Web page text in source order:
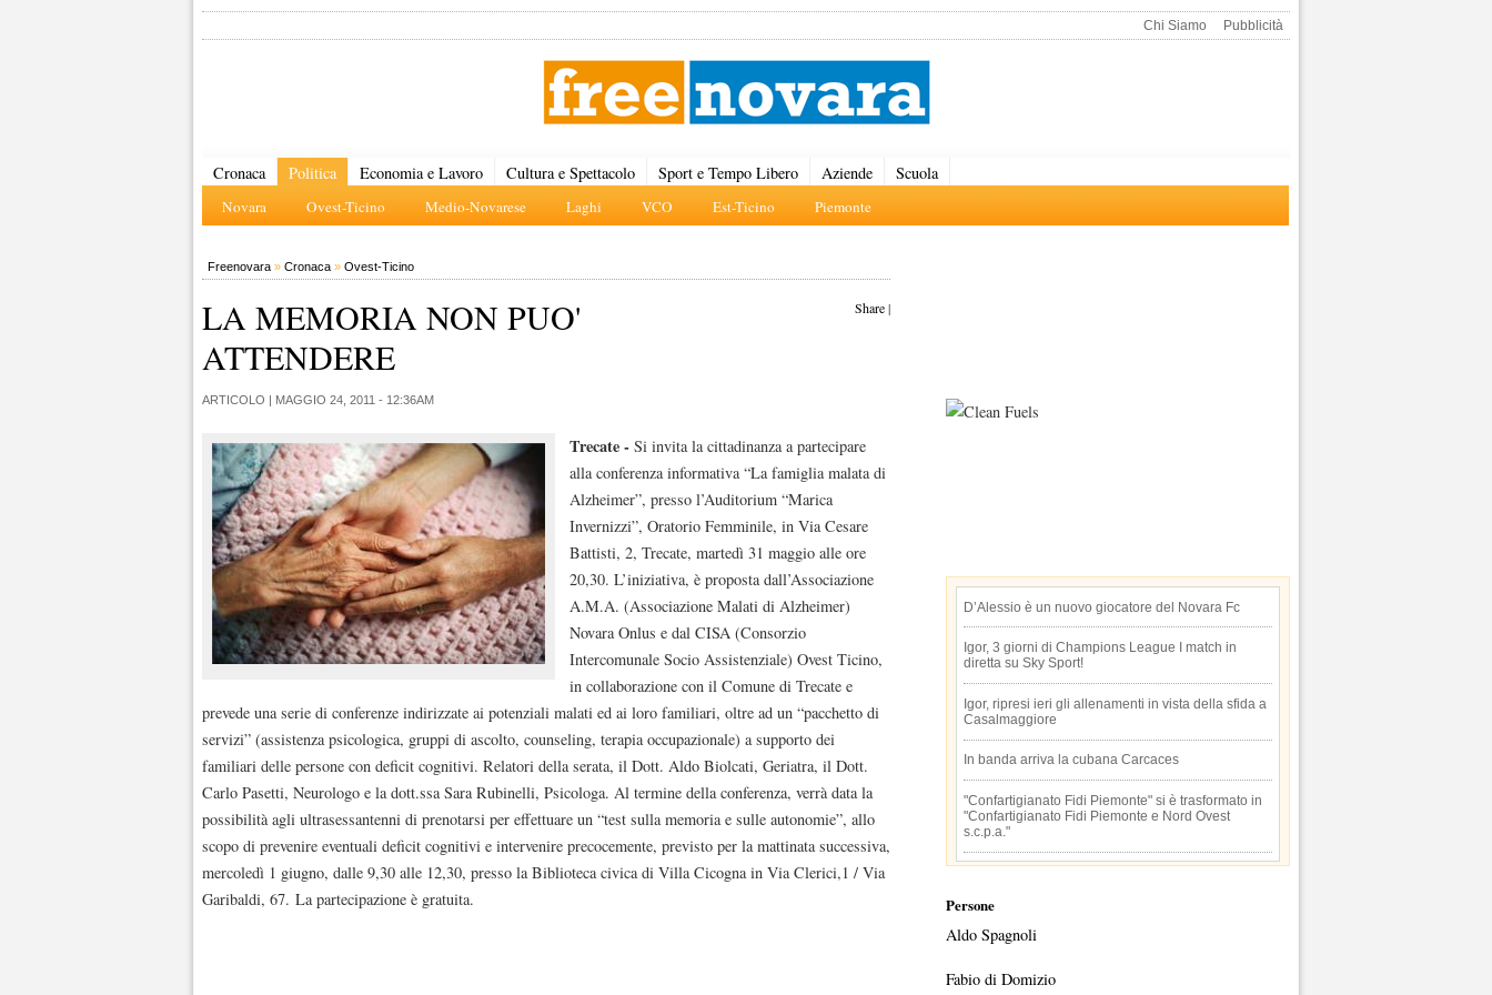
Chi Siamo Pubblicità
Cronaca Politica
Novara Ovest-Ticino Medio-Novarese Laghi VCO Est-Ticino Piemonte
Economia e Lavoro Cultura e Spettacolo Sport e Tempo Libero Aziende Scuola
Freenovara » Cronaca » Ovest-Ticino
Share|
LA MEMORIA NON PUO'
ATTENDERE
ARTICOLO | MAGGIO 24, 2011 - 12:36AM
Trecate - Si invita la cittadinanza a partecipare
alla conferenza informativa “La famiglia malata di
Alzheimer”, presso l’Auditorium “Marica
Invernizzi”, Oratorio Femminile, in Via Cesare
Battisti, 2, Trecate, martedì 31 maggio alle ore
20,30. L’iniziativa, è proposta dall’Associazione
A.M.A. (Associazione Malati di Alzheimer)
Novara Onlus e dal CISA (Consorzio
Intercomunale Socio Assistenziale) Ovest Ticino,
in collaborazione con il Comune di Trecate e
prevede una serie di conferenze indirizzate ai potenziali malati ed ai loro familiari, oltre ad un “pacchetto di
servizi” (assistenza psicologica, gruppi di ascolto, counseling, terapia occupazionale) a supporto dei
familiari delle persone con deficit cognitivi. Relatori della serata, il Dott. Aldo Biolcati, Geriatra, il Dott.
Carlo Pasetti, Neurologo e la dott.ssa Sara Rubinelli, Psicologa. Al termine della conferenza, verrà data la
possibilità agli ultrasessantenni di prenotarsi per effettuare un “test sulla memoria e sulle autonomie”, allo
scopo di prevenire eventuali deficit cognitivi e intervenire precocemente, previsto per la mattinata successiva,
mercoledì 1 giugno, dalle 9,30 alle 12,30, presso la Biblioteca civica di Villa Cicogna in Via Clerici,1 / Via
Garibaldi, 67. La partecipazione è gratuita.
D’Alessio è un nuovo giocatore del Novara Fc
Igor, 3 giorni di Champions League I match in
diretta su Sky Sport!
Igor, ripresi ieri gli allenamenti in vista della sfida a
Casalmaggiore
In banda arriva la cubana Carcaces
"Confartigianato Fidi Piemonte" si è trasformato in
"Confartigianato Fidi Piemonte e Nord Ovest
s.c.p.a."
Persone
Aldo Spagnoli
Fabio di Domizio